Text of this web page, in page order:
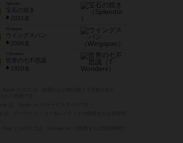
宝石の煌き
2031名
Wingspan
ウイングスパン
2006名
7 Wonders
世界の七不思議
1920名